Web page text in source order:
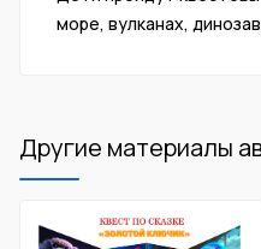
море, вулканах,
Другие материалы